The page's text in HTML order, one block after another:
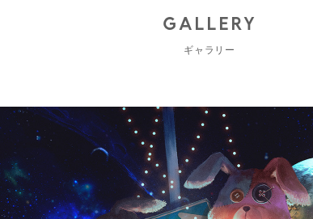
GALLERY
ギャラリー